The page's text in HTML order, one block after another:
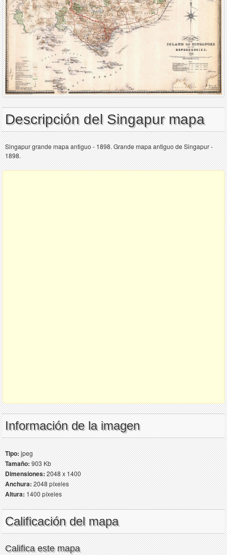
Descripción del Singapur mapa
Singapur grande mapa antiguo - 1898. Grande mapa antiguo de Singapur -
1898.
Información de la imagen
Tipo:jpeg
Tamaño:903 Kb
Dimensiones:2048 x 1400
Anchura:2048 píxeles
Altura:1400 píxeles
Calificación del mapa
Califica este mapa